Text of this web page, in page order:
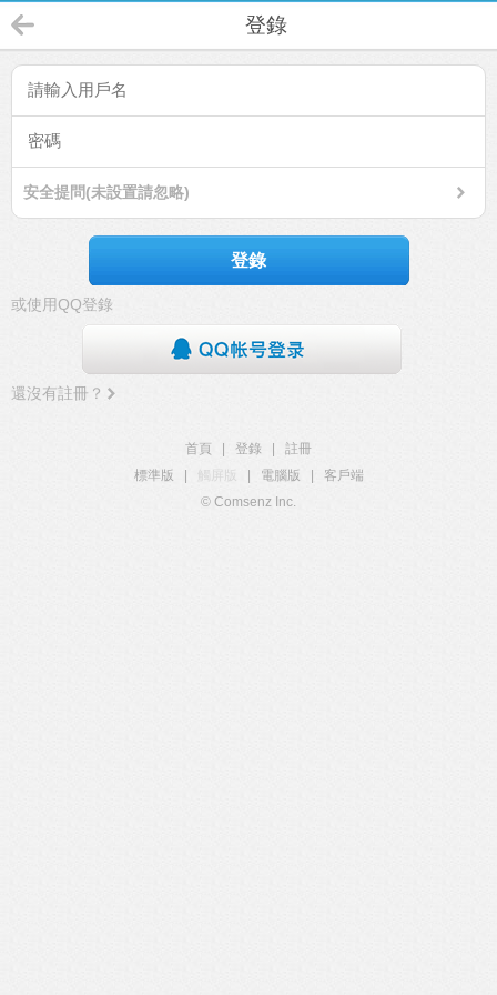
登錄
安全提問(未設置請忽略)
登錄
或使用QQ登錄
還沒有註冊？
首頁 登錄
註冊
標準版
觸屏版 電腦版
客戶端
© Comsenz Inc.